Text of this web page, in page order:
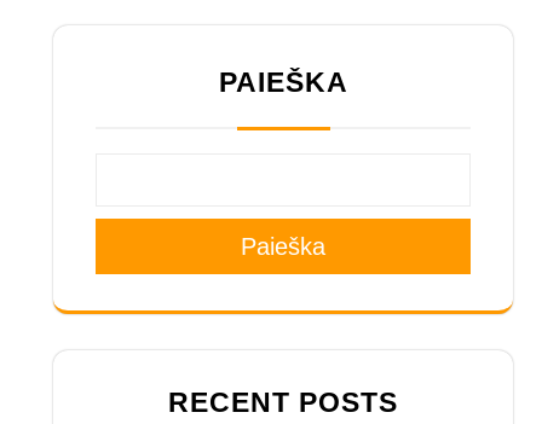
PAIEŠKA
Paieška
RECENT POSTS